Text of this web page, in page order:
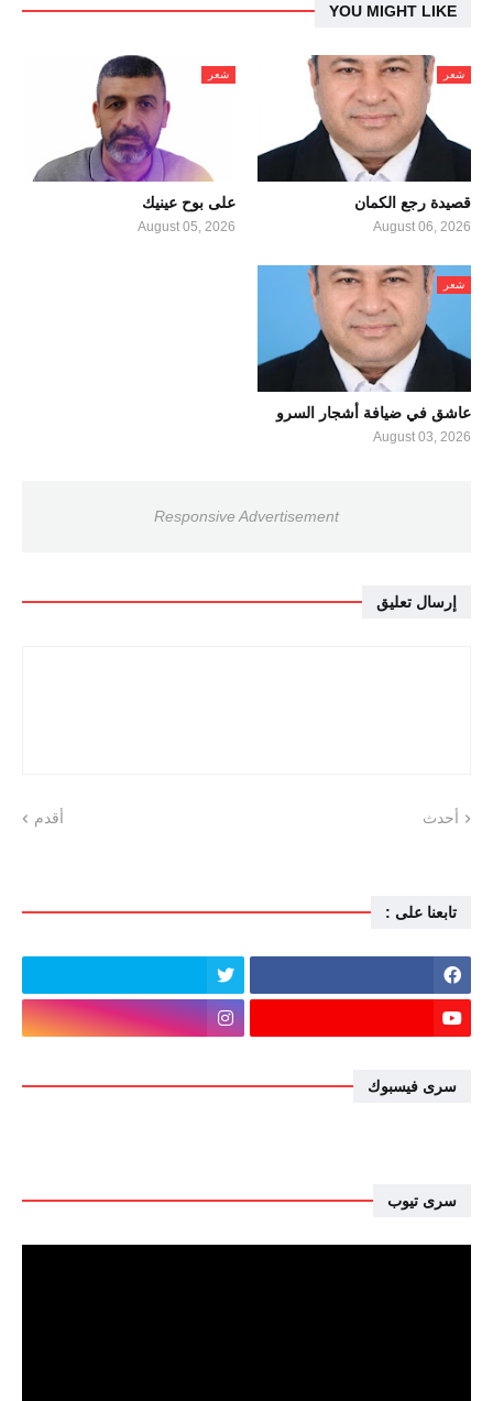
YOU MIGHT LIKE
شعر
قصيدة رجع الكمان
August 06, 2026
شعر
على بوح عينيك
August 05, 2026
شعر
عاشق في ضيافة أشجار السرو
August 03, 2026
Responsive Advertisement
إرسال تعليق
أحدث أقدم
تابعنا على :
سرى فيسبوك
سرى تيوب